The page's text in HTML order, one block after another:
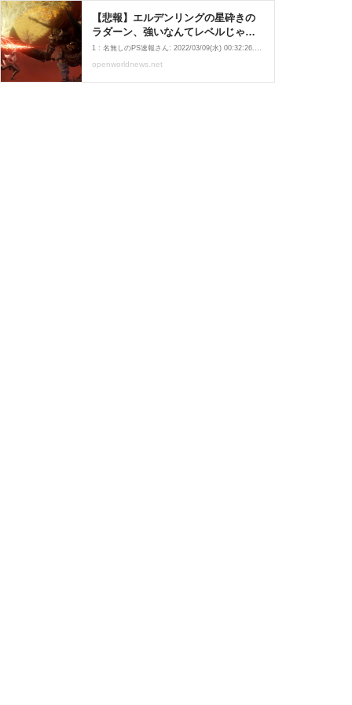
【悲報】エルデンリングの星砕きの
ラダーン、強いなんてレベルじゃな
い : PlaySphere | PS5速報
1 : 名無しのPS速報さん: 2022/03/09(水) 00:32:26.96 :ID:EqmL8wpY0 どうやって倒すんや 2 : 名無しのPS速報さん: 2022/03/09(水) 00:32:32.77 :ID:EqmL8wpY0 一撃で死ぬんやが 4 : 名無しのPS速報さん: 2022/03/09(水) 00:32:49.97 :ID:SK9xbkgtp 距離詰めろ ・注目記事
openworldnews.net